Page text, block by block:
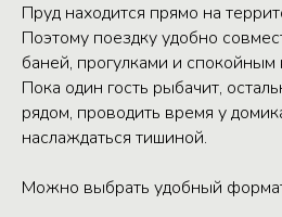
Пруд находится прямо на
Поэтому поездку удобно
баней, прогулками и
Пока один гость рыбачит,
рядом, проводить время у
наслаждаться тишиной.
Можно выбрать удобный